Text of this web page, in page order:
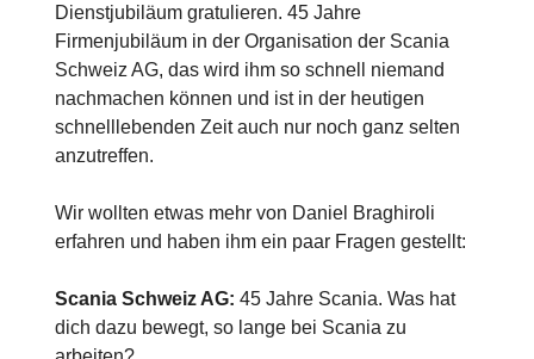
Dienstjubiläum gratulieren. 45 Jahre
Firmenjubiläum in der Organisation der Scania
Schweiz AG, das wird ihm so schnell niemand
nachmachen können und ist in der heutigen
schnelllebenden Zeit auch nur noch ganz selten
anzutreffen.
Wir wollten etwas mehr von Daniel Braghiroli
erfahren und haben ihm ein paar Fragen gestellt:
Scania Schweiz AG: 45 Jahre Scania. Was hat
dich dazu bewegt, so lange bei Scania zu